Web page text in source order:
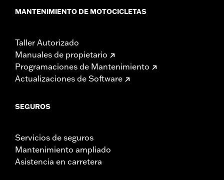
MANTENIMIENTO DE MOTOCICLETAS
Taller Autorizado
Manuales de propietario
Programaciones de Mantenimiento
Actualizaciones de Software
SEGUROS
Servicios de seguros
Mantenimiento ampliado
Asistencia en carretera